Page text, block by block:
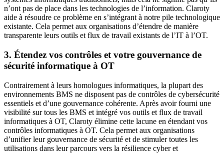
n’ont pas de place dans les technologies de l’information. Claroty
aide à résoudre ce problème en s’intégrant à notre pile technologique
existante. Cela permet aux organisations d’étendre de manière
transparente leurs outils et flux de travail existants de l’IT à l’OT.
3. Étendez vos contrôles et votre gouvernance de
sécurité informatique à OT
Contrairement à leurs homologues informatiques, la plupart des
environnements BMS ne disposent pas de contrôles de cybersécurité
essentiels et d’une gouvernance cohérente. Après avoir fourni une
visibilité sur tous les BMS et intégré vos outils et flux de travail
informatiques à OT, Claroty élimine cette lacune en étendant vos
contrôles informatiques à OT. Cela permet aux organisations
d’unifier leur gouvernance de sécurité et de stimuler toutes les
utilisations dans leur parcours vers la résilience cyber et